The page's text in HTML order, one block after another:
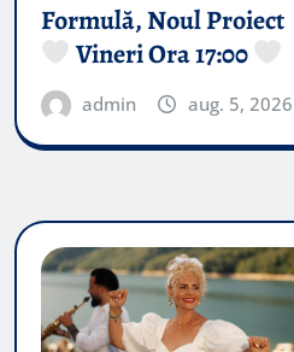
Formulă, Noul Proiect
Vineri Ora 17:00
admin aug. 5, 2026